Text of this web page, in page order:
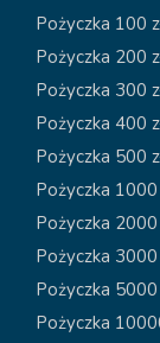
Pożyczka 100
Pożyczka 200
Pożyczka 300
Pożyczka 400
Pożyczka 500
Pożyczka 1000
Pożyczka 2000
Pożyczka 3000
Pożyczka 5000
Pożyczka